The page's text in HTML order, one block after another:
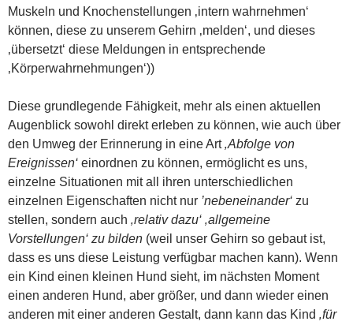
Muskeln und Knochenstellungen ‚intern wahrnehmen‘
können, diese zu unserem Gehirn ‚melden‘, und dieses
‚übersetzt‘ diese Meldungen in entsprechende
‚Körperwahrnehmungen‘))
Diese grundlegende Fähigkeit, mehr als einen aktuellen
Augenblick sowohl direkt erleben zu können, wie auch über
den Umweg der Erinnerung in eine Art‚Abfolge von
Ereignissen‘ einordnen zu können, ermöglicht es uns,
einzelne Situationen mit all ihren unterschiedlichen
einzelnen Eigenschaften nicht nur ’nebeneinander‘ zu
stellen, sondern auch ‚relativ dazu‘ ‚allgemeine
Vorstellungen‘ zu bilden (weil unser Gehirn so gebaut ist,
dass es uns diese Leistung verfügbar machen kann). Wenn
ein Kind einen kleinen Hund sieht, im nächsten Moment
einen anderen Hund, aber größer, und dann wieder einen
anderen mit einer anderen Gestalt, dann kann das Kind ‚für